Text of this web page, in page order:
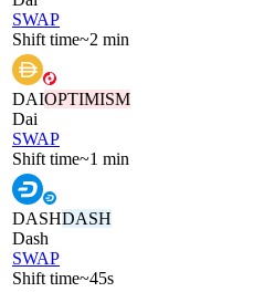
SWAP
Shift time~2 min
DAIOPTIMISM
Dai
SWAP
Shift time~1 min
DASHDASH
Dash
SWAP
Shift time~45s